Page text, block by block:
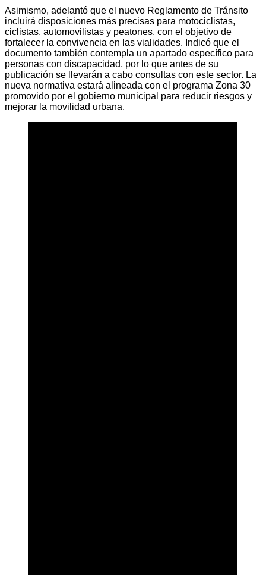
Asimismo, adelantó que el nuevo Reglamento de Tránsito
incluirá disposiciones más precisas para motociclistas,
ciclistas, automovilistas y peatones, con el objetivo de
fortalecer la convivencia en las vialidades. Indicó que el
documento también contempla un apartado específico para
personas con discapacidad, por lo que antes de su
publicación se llevarán a cabo consultas con este sector. La
nueva normativa estará alineada con el programa Zona 30
promovido por el gobierno municipal para reducir riesgos y
mejorar la movilidad urbana.